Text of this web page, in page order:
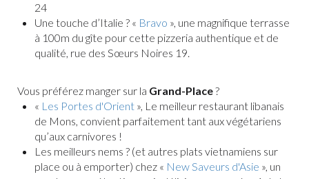
24
Une touche d’Italie ? « Bravo », une magnifique terrasse
à 100m du gîte pour cette pizzeria authentique et de
qualité, rue des Sœurs Noires 19.
Vous préférez manger sur la Grand-Place?
« Les Portes d'Orient », Le meilleur restaurant libanais
de Mons, convient parfaitement tant aux végétariens
qu’aux carnivores !
Les meilleurs nems ? (et autres plats vietnamiens sur
place ou à emporter) chez « New Saveurs d'Asie », un